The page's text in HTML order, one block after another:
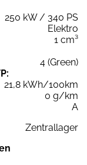
250 kW / 340 PS
Elektro
1 cm³
4 (Green)
21,8 kWh/100km
0 g/km
A
Zentrallager